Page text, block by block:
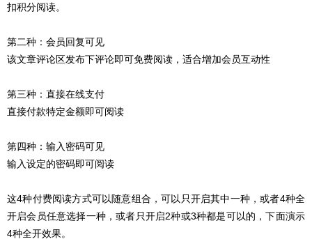
扣积分阅读。
第二种： 会员回复可见
该文章评论区发布下评论即可免费阅读，适合增加会员互动性
第三种： 直接在线支付
直接付款特定金额即可阅读
第四种： 输入密码可见
输入设定的密码即可阅读
这4种付费阅读方式可以随意组合，可以只开启其中一种，或者4种全
开启会员任意选择一种，或者只开启2种或3种都是可以的，下面演示
4种全开效果。